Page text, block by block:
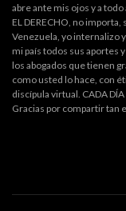
abre ante mis ojos y a
EL DERECHO, no importa,
Venezuela, yo internalizo
mi país todos sus aportes
los abogados que tienen
como usted lo hace, con
discípula virtual. CADA
Gracias por compartir tan